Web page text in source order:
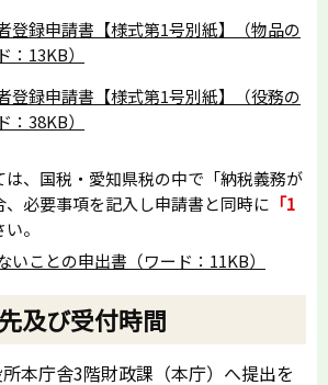
登録申請書【様式第1号別紙】（物品の
：13KB）
登録申請書【様式第1号別紙】（役務の
38KB）
は、国税・愛知県税の中で「納税義務が
、必要事項を記入し申請書と同時に 「1
。
いことの申出書（ワード：11KB）
及び受付時間
本庁舎3階財政課（本庁）へ提出を